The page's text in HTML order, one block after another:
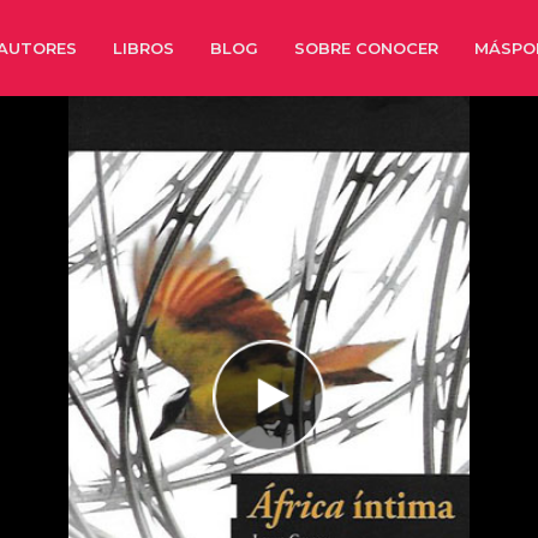
LIBROS BLOG SOBRE CONOCER